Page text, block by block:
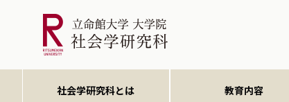
社会学研究科とは 教育内容